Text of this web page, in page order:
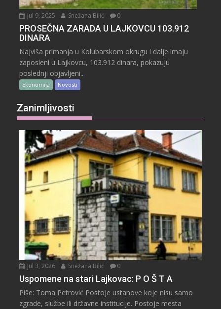
Jul 9, 2025 Snežana Bilić 0
PROSEČNA ZARADA U LAJKOVCU 103.912
DINARA
Najviša primanja u Kolubarskom okrugu i dalje imaju
zaposleni u Lajkovcu, 103.912 dinara, pokazuju
poslednji objavljeni...
Ekonomija Novosti
Zanimljivosti
Jul 3, 2026 Snežana Bilić 0
Uspomene na stari Lajkovac: P O Š T A
Piše: Toma Petrović Postoje ustanove koje nisu samo
zgrade, službe ili državne institucije. Postoje mesta